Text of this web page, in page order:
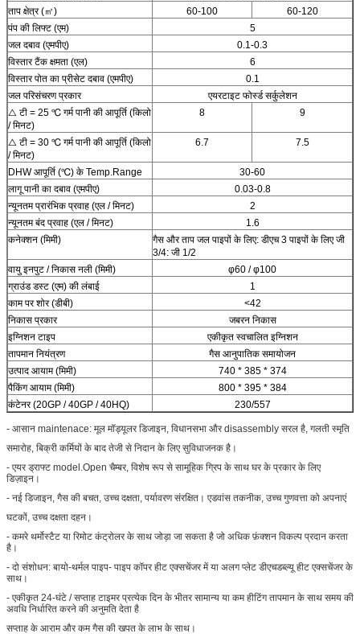
ताप क्षेत्र (㎡)
60-100
60-120
पंप की लिफ्ट (एम)
5
जल दबाव (एमपीए)
0.1-0.3
विस्तार टैंक क्षमता (एल)
6
विस्तार पोत का प्रीसेट दबाव (एमपीए)
0.1
जल परिसंचरण प्रकार
एयरटाइट फोर्स्ड सर्कुलेशन
△ टी = 25 ℃ गर्म पानी की आपूर्ति (किलो
/ मिनट)
8 9
△ टी = 30 ℃ गर्म पानी की आपूर्ति (किलो
/ मिनट)
6.7 7.5
DHW आपूर्ति (℃) के Temp.Range
30-60
लागू पानी का दबाव (एमपीए)
0.03-0.8
न्यूनतम प्रारंभिक प्रवाह (एल / मिनट)
2
न्यूनतम बंद प्रवाह (एल / मिनट)
1.6
कनेक्शन (मिमी)
गैस और ताप जल पाइपों के लिए: डीएच 3 पाइपों के लिए जी
3/4: जी 1/2
वायु इनपुट / निकास नली (मिमी)
φ60 / φ100
ग्राउंड डस्ट (एम) की लंबाई
1
काम पर शोर (डीबी)
<42
निकास प्रकार
जबरन निकास
इग्निशन टाइप
एकीकृत स्वचालित इग्निशन
तापमान नियंत्रण
गैस आनुपातिक समायोजन
उत्पाद आयाम (मिमी)
740 * 385 * 374
पैकिंग आयाम (मिमी)
800 * 395 * 384
कंटेनर (20GP / 40GP / 40HQ)
230/557
- आसान maintenace: मूल मॉड्यूलर डिजाइन, विधानसभा और disassembly सरल है, गलती स्मृति
समारोह, बिक्री कर्मियों के बाद तेजी से निदान के लिए सुविधाजनक है।
- एयर ड्राफ्ट model.Open चैम्बर, विशेष रूप से सामूहिक ग्रिप के साथ घर के प्रकार के लिए
डिज़ाइन।
- नई डिजाइन, गैस की बचत, उच्च दक्षता, पर्यावरण संरक्षित। एडवांस तकनीक, उच्च गुणवत्ता को अपनाएं
घटकों, उच्च दक्षता दहन।
- कमरे थर्मोस्टैट या रिमोट कंट्रोलर के साथ जोड़ा जा सकता है जो अधिक फ़ंक्शन विकल्प प्रदान करता
है।
- दो संशोधन: बायो-थर्मल पाइप- पाइप कॉपर हीट एक्सचेंजर में या अलग प्लेट डीएचडब्ल्यू हीट एक्सचेंजर के
साथ।
- एकीकृत 24-घंटे / सप्ताह टाइमर प्रत्येक दिन के भीतर सामान्य या कम हीटिंग तापमान के साथ समय की
अवधि निर्धारित करने की अनुमति देता है
सप्ताह के आराम और कम गैस की खपत के लाभ के साथ।